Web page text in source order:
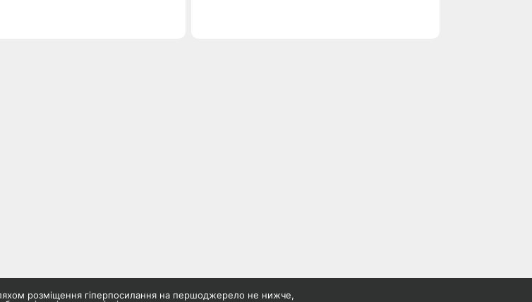
розміщення гіперпосилання на першоджерело не нижче,